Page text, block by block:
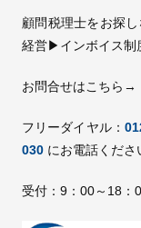
顧問税理士をお探
経営▶インボイス制
お問合せはこちら→
フリーダイヤル：
030 にお電話くださ
受付：9：00～18：